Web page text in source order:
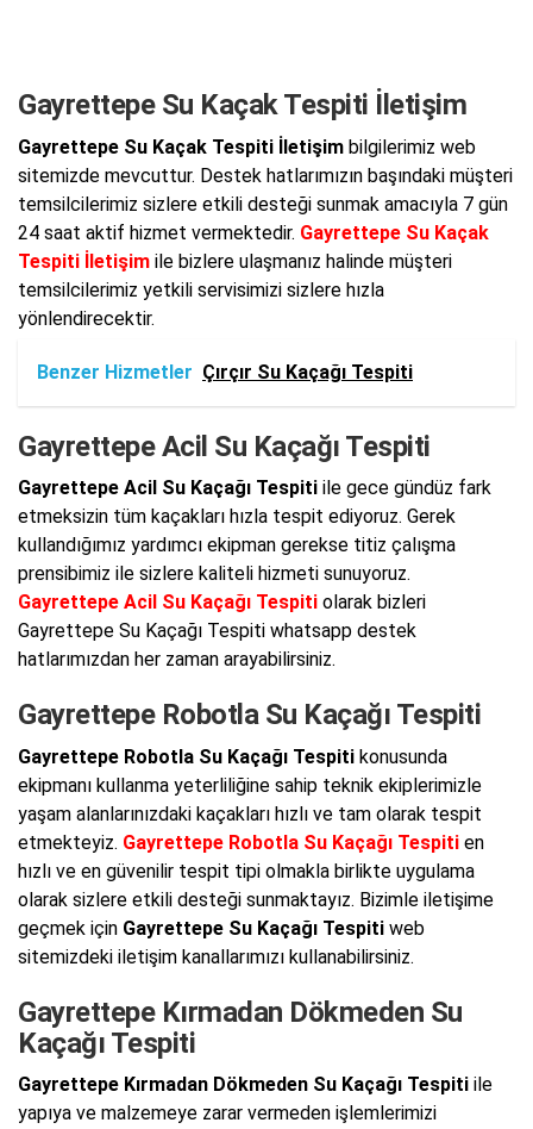
Gayrettepe Su Kaçak Tespiti İletişim
Gayrettepe Su Kaçak Tespiti İletişim bilgilerimiz web
sitemizde mevcuttur. Destek hatlarımızın başındaki müşteri
temsilcilerimiz sizlere etkili desteği sunmak amacıyla 7 gün
24 saat aktif hizmet vermektedir. Gayrettepe Su Kaçak
Tespiti İletişim ile bizlere ulaşmanız halinde müşteri
temsilcilerimiz yetkili servisimizi sizlere hızla
yönlendirecektir.
Benzer Hizmetler Çırçır Su Kaçağı Tespiti
Gayrettepe Acil Su Kaçağı Tespiti
Gayrettepe Acil Su Kaçağı Tespiti ile gece gündüz fark
etmeksizin tüm kaçakları hızla tespit ediyoruz. Gerek
kullandığımız yardımcı ekipman gerekse titiz çalışma
prensibimiz ile sizlere kaliteli hizmeti sunuyoruz.
Gayrettepe Acil Su Kaçağı Tespiti olarak bizleri
Gayrettepe Su Kaçağı Tespiti whatsapp destek
hatlarımızdan her zaman arayabilirsiniz.
Gayrettepe Robotla Su Kaçağı Tespiti
Gayrettepe Robotla Su Kaçağı Tespiti konusunda
ekipmanı kullanma yeterliliğine sahip teknik ekiplerimizle
yaşam alanlarınızdaki kaçakları hızlı ve tam olarak tespit
etmekteyiz. Gayrettepe Robotla Su Kaçağı Tespiti en
hızlı ve en güvenilir tespit tipi olmakla birlikte uygulama
olarak sizlere etkili desteği sunmaktayız. Bizimle iletişime
geçmek için Gayrettepe Su Kaçağı Tespiti web
sitemizdeki iletişim kanallarımızı kullanabilirsiniz.
Gayrettepe Kırmadan Dökmeden Su
Kaçağı Tespiti
Gayrettepe Kırmadan Dökmeden Su Kaçağı Tespiti ile
yapıya ve malzemeye zarar vermeden işlemlerimizi